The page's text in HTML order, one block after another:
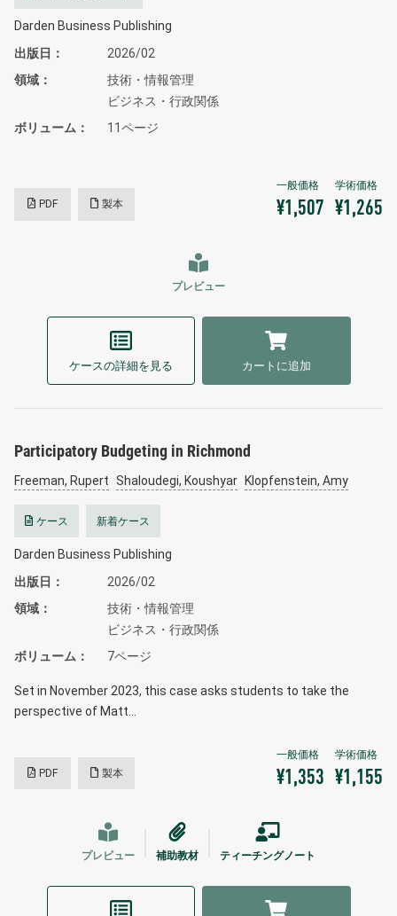
Darden Business Publishing
出版日
2026/02
領域
技術・情報管理
ビジネス・行政関係
ボリューム
11ページ
PDF 製本 ¥1,507 ¥1,265
プレビュー
ケースの詳細を見る カートに追加
Participatory Budgeting in Richmond
Freeman, Rupert Shaloudegi, Koushyar Klopfenstein, Amy
ケース 新着ケース
Darden Business Publishing
出版日
2026/02
領域
技術・情報管理
ビジネス・行政関係
ボリューム
7ページ
Set in November 2023, this case asks students to take the
perspective of Matt…
PDF 製本 ¥1,353 ¥1,155
プレビュー 補助教材 ティーチングノート